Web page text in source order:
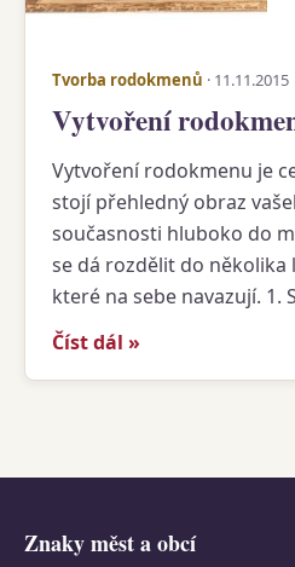
Tvorba rodokmenů · 11.11.2015
Vytvoření
Vytvoření rodokmenu je
stojí přehledný obraz
současnosti hluboko do
se dá rozdělit do několika
které na sebe navazují. 1.
Číst dál »
Znaky měst a obcí